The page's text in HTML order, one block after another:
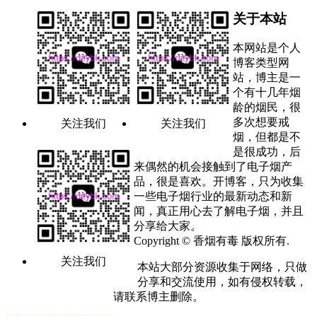
关注我们 关注我们
关注我们
关于本站
本网站是个人
博客类型网
站，博主是一
个有十几年烟
龄的烟民，很
多次想要戒
烟，但都是不
是很成功，后
来偶然的机会接触到了电子烟产
品，很是喜欢。开博客，只为收集
一些电子烟行业的最新动态和新
闻，真正用心去了解电子烟，并且
分享给大家。
Copyright © 香烟有毒 版权所有.
本站大部分资源收集于网络，只做
分享和交流使用，如有侵权转载，
请联系博主删除。